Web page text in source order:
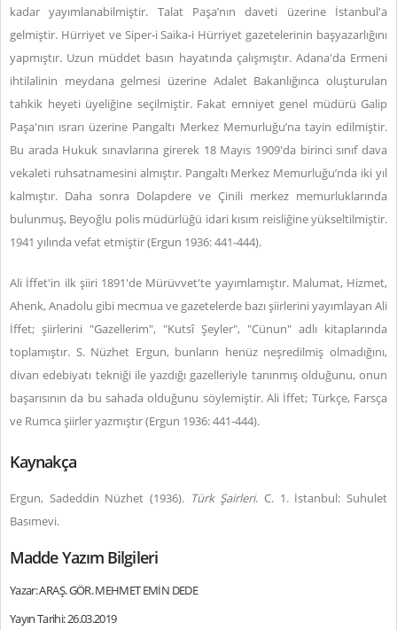
kadar yayımlanabilmiştir. Talat Paşa’nın daveti üzerine İstanbul'a
gelmiştir. Hürriyet ve Siper-i Saika-i Hürriyet gazetelerinin başyazarlığını
yapmıştır. Uzun müddet basın hayatında çalışmıştır. Adana'da Ermeni
ihtilalinin meydana gelmesi üzerine Adalet Bakanlığınca oluşturulan
tahkik heyeti üyeliğine seçilmiştir. Fakat emniyet genel müdürü Galip
Paşa'nın ısrarı üzerine Pangaltı Merkez Memurluğu’na tayin edilmiştir.
Bu arada Hukuk sınavlarına girerek 18 Mayıs 1909'da birinci sınıf dava
vekaleti ruhsatnamesini almıştır. Pangaltı Merkez Memurluğu’nda iki yıl
kalmıştır. Daha sonra Dolapdere ve Çinili merkez memurluklarında
bulunmuş, Beyoğlu polis müdürlüğü idari kısım reisliğine yükseltilmiştir.
1941 yılında vefat etmiştir (Ergun 1936: 441-444).
Ali İffet'in ilk şiiri 1891'de Mürüvvet'te yayımlamıştır. Malumat, Hizmet,
Ahenk, Anadolu gibi mecmua ve gazetelerde bazı şiirlerini yayımlayan Ali
İffet; şiirlerini "Gazellerim", "Kutsî Şeyler", "Cünun" adlı kitaplarında
toplamıştır. S. Nüzhet Ergun, bunların henüz neşredilmiş olmadığını,
divan edebiyatı tekniği ile yazdığı gazelleriyle tanınmış olduğunu, onun
başarısının da bu sahada olduğunu söylemiştir. Ali İffet; Türkçe, Farsça
ve Rumca şiirler yazmıştır (Ergun 1936: 441-444).
Kaynakça
Ergun, Sadeddin Nüzhet (1936). Türk Şairleri. C. 1. İstanbul: Suhulet
Basımevi.
Madde Yazım Bilgileri
Yazar: ARAŞ. GÖR. MEHMET EMİN DEDE
Yayın Tarihi: 26.03.2019